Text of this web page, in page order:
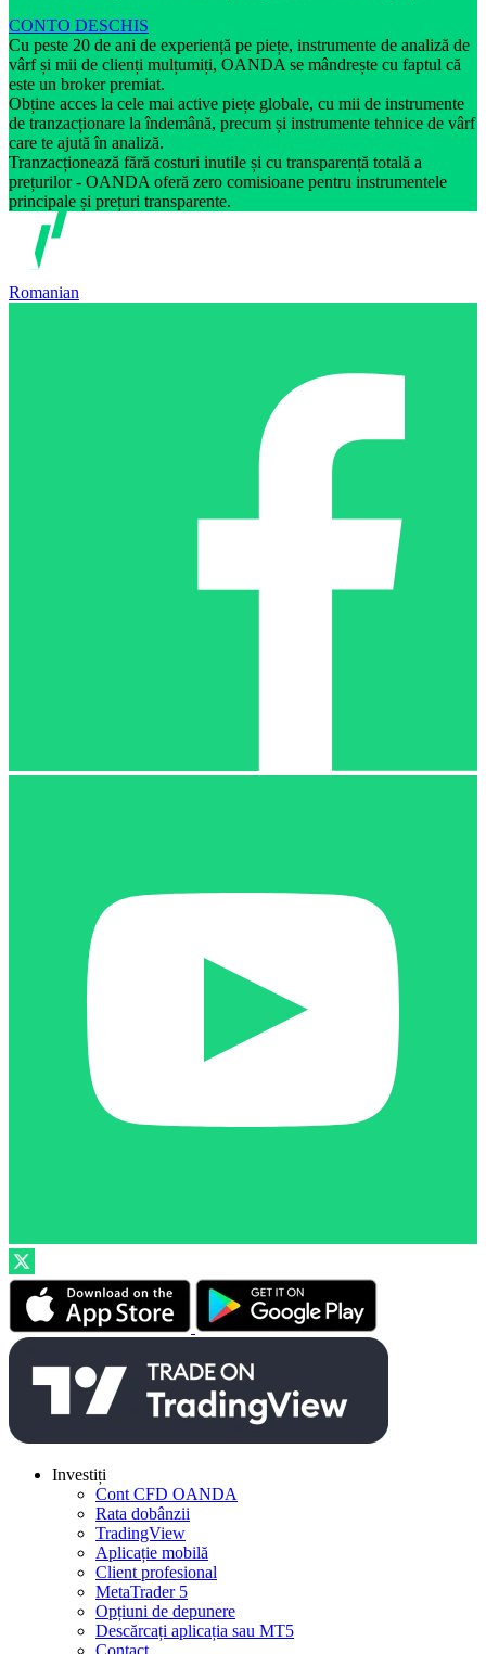
CONTO DESCHIS
Cu peste 20 de ani de experiență pe piețe, instrumente de analiză de
vârf și mii de clienți mulțumiți, OANDA se mândrește cu faptul că
este un broker premiat.
Obține acces la cele mai active piețe globale, cu mii de instrumente
de tranzacționare la îndemână, precum și instrumente tehnice de vârf
care te ajută în analiză.
Tranzacționează fără costuri inutile și cu transparență totală a
prețurilor - OANDA oferă zero comisioane pentru instrumentele
principale și prețuri transparente.
Romanian
Investiți
Cont CFD OANDA
Rata dobânzii
TradingView
Aplicație mobilă
Client profesional
MetaTrader 5
Opțiuni de depunere
Descărcați aplicația sau MT5